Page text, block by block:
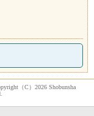
（C）2026 Shobunsha